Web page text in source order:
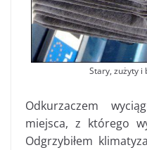
Stary, zużyty i
Odkurzaczem
miejsca, z którego
Odgrzybiłem